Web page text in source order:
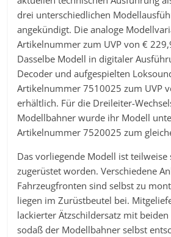
drei unterschiedlichen
angekündigt. Die analoge
Artikelnummer zum UVP von €
Dasselbe Modell in digitaler
Decoder und aufgespielten
Artikelnummer 7510025 zum UVP
erhältlich. Für die Dreileiter-
Modellbahner wurde ihr Modell
Artikelnummer 7520025 zum
Das vorliegende Modell ist teilweise
zugerüstet worden. Verschiedene
Fahrzeugfronten sind selbst zu
liegen im Zurüstbeutel bei.
lackierter Ätzschildersatz mit
sodaß der Modellbahner selbst